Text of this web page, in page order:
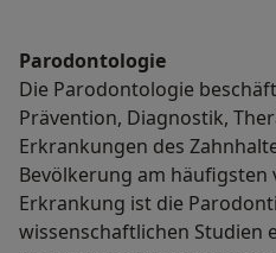
Parodontologie
Die Parodontologie
Prävention, Diagnostik,
Erkrankungen des
Bevölkerung am häufigsten
Erkrankung ist die
wissenschaftlichen